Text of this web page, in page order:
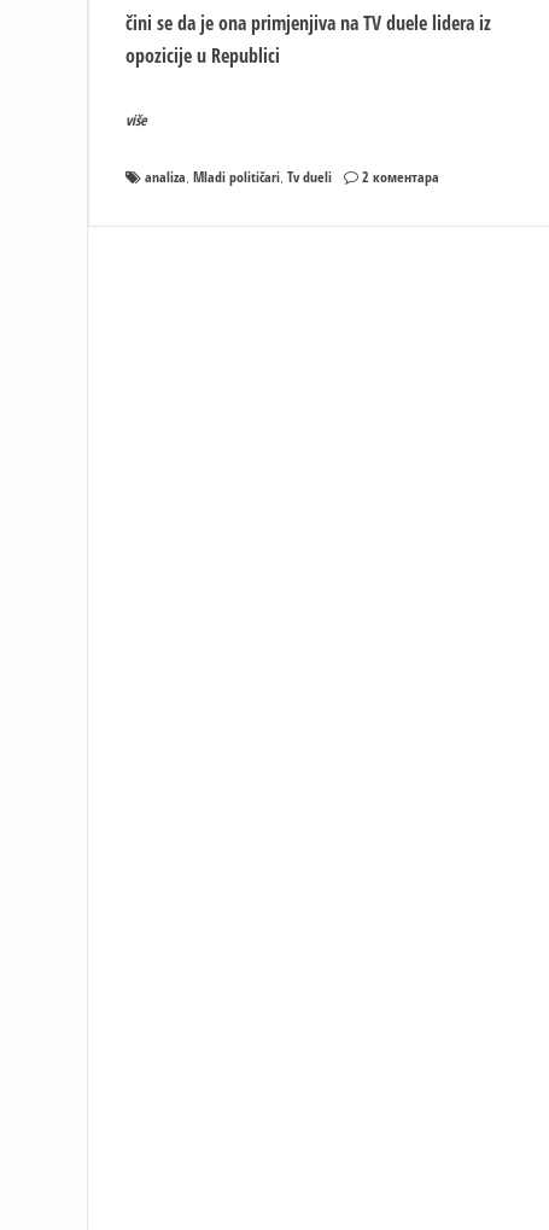
čini se da je ona primjenjiva na TV duele lidera iz
opozicije u Republici
više
analiza Mladi političari Tv dueli 2 коментара
šta